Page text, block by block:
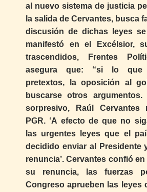
al nuevo sistema de justicia
la salida de Cervantes, busca
discusión de dichas leyes
manifestó en el Excélsior,
trascendidos, Frentes
asegura que: “si lo que
pretextos, la oposición al
buscarse otros
sorpresivo, Raúl
PGR. ‘A efecto de que no
las urgentes leyes que el
decidido enviar al Presidente
renuncia’. Cervantes confió
su renuncia, las fuerzas
Congreso aprueben las leyes